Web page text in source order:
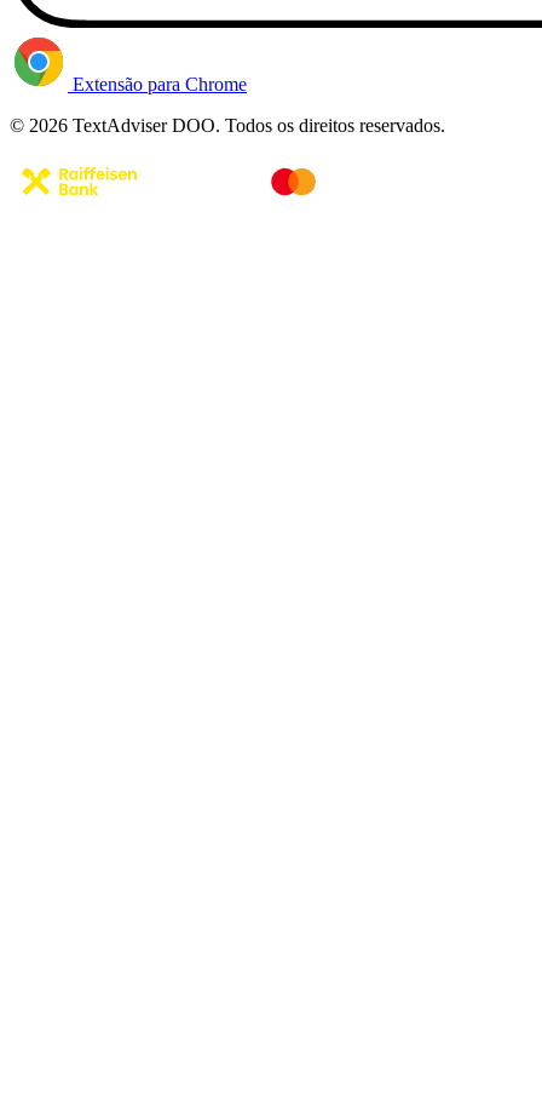
Extensão para Chrome
© 2026 TextAdviser DOO. Todos os direitos reservados.